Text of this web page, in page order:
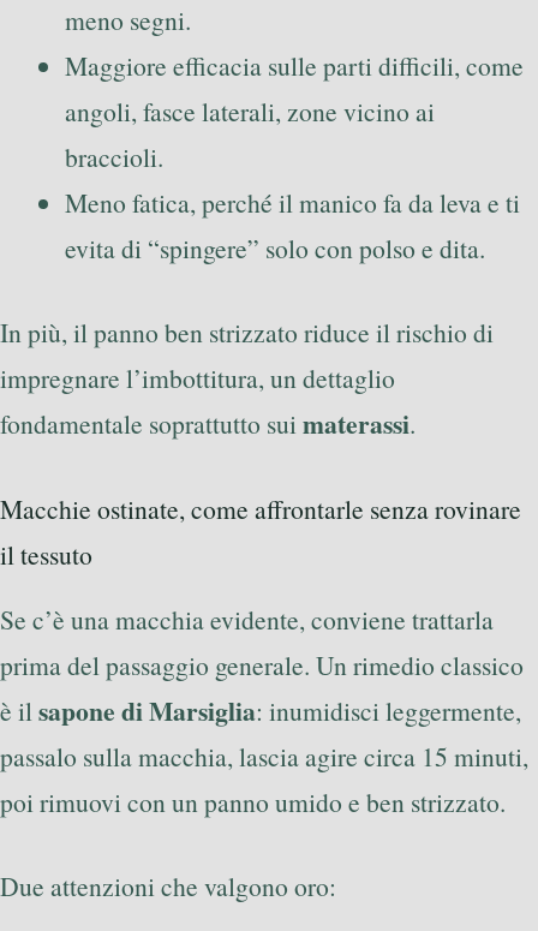
meno segni.
Maggiore efficacia sulle parti difficili, come
angoli, fasce laterali, zone vicino ai
braccioli.
Meno fatica, perché il manico fa da leva e ti
evita di “spingere” solo con polso e dita.
In più, il panno ben strizzato riduce il rischio di
impregnare l’imbottitura, un dettaglio
fondamentale soprattutto suimaterassi.
Macchie ostinate, come affrontarle senza rovinare
il tessuto
Se c’è una macchia evidente, conviene trattarla
prima del passaggio generale. Un rimedio classico
è ilsapone di Marsiglia: inumidisci leggermente,
passalo sulla macchia, lascia agire circa 15 minuti,
poi rimuovi con un panno umido e ben strizzato.
Due attenzioni che valgono oro: